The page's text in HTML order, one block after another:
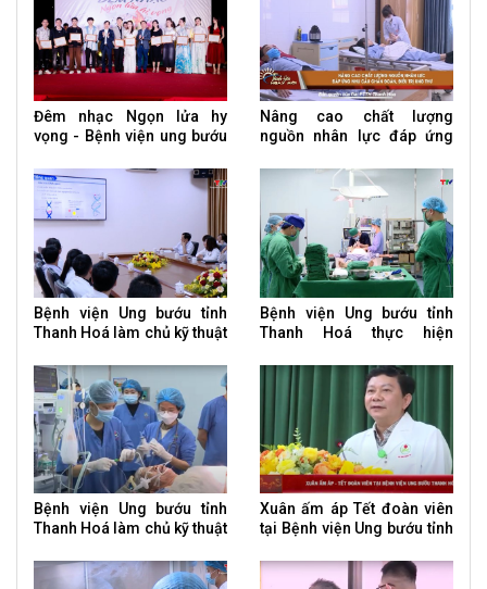
Đêm nhạc Ngọn lửa hy
vọng - Bệnh viện ung bướu
Nâng cao chất lượng
nguồn nhân lực đáp ứng
ung thư
Bệnh viện Ung bướu tỉnh
Thanh Hoá làm chủ kỹ thuật
tử về đột biến gen
Bệnh viện Ung bướu tỉnh
Thanh Hoá thực hiện
soi cắt dạ dày
Bệnh viện Ung bướu tỉnh
Thanh Hoá làm chủ kỹ thuật
thư
Xuân ấm áp Tết đoàn viên
tại Bệnh viện Ung bướu tỉnh